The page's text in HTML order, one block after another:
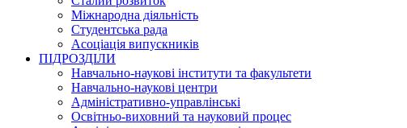
Міжнародна діяльність
Студентська рада
Асоціація випускників
ПІДРОЗДІЛИ
Навчально-наукові інститути та факультети
Навчально-наукові центри
Адміністративно-управлінські
Освітньо-виховний та науковий процес